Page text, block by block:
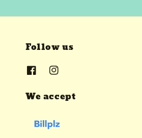
Follow us
We accept